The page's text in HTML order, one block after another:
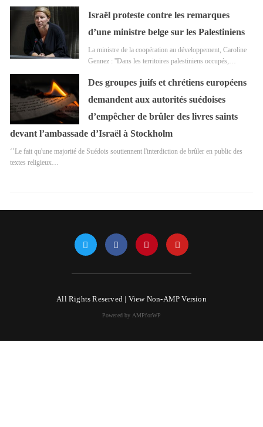
Israël proteste contre les remarques
d’une ministre belge sur les Palestiniens
La ministre de la coopération au développement, Caroline
Gennez : ''Dans les territoires palestiniens occupés,…
Des groupes juifs et chrétiens européens
demandent aux autorités suédoises
d’empêcher de brûler des livres saints
devant l’ambassade d’Israël à Stockholm
‘’Le fait qu'une majorité de Suédois soutiennent l'interdiction de brûler en public des
textes religieux…
All Rights Reserved | View Non-AMP Version
Powered by AMPforWP